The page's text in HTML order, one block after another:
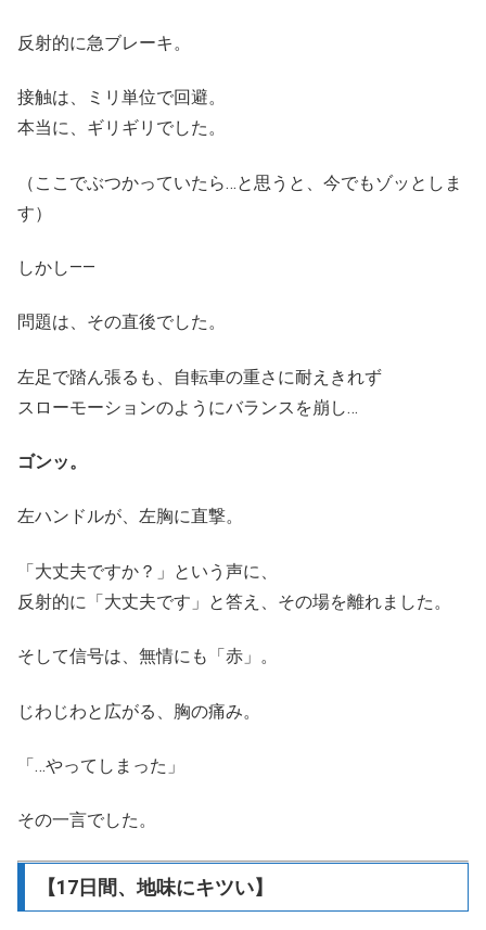
反射的に急ブレーキ。
接触は、ミリ単位で回避。
本当に、ギリギリでした。
（ここでぶつかっていたら…と思うと、今でもゾッとしま
す）
しかし――
問題は、その直後でした。
左足で踏ん張るも、自転車の重さに耐えきれず
スローモーションのようにバランスを崩し…
ゴンッ。
左ハンドルが、左胸に直撃。
「大丈夫ですか？」という声に、
反射的に「大丈夫です」と答え、その場を離れました。
そして信号は、無情にも「赤」。
じわじわと広がる、胸の痛み。
「…やってしまった」
その一言でした。
【17日間、地味にキツい】